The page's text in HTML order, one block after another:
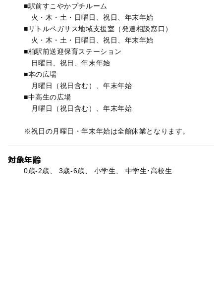
■駅前すこやかプチルーム
火・木・土・日曜日、祝日、年末年始
■リトルペガサス地域支援室（発達相談窓口）
火・木・土・日曜日、祝日、年末年始
■柏駅前送迎保育ステーション
日曜日、祝日、年末年始
■本の広場
月曜日（祝日含む）、年末年始
■中高生の広場
月曜日（祝日含む）、年末年始
※祝日の月曜日・年末年始は全館休業となります。
対象年齢
0歳-2歳、 3歳-6歳、 小学生、 中学生･高校生